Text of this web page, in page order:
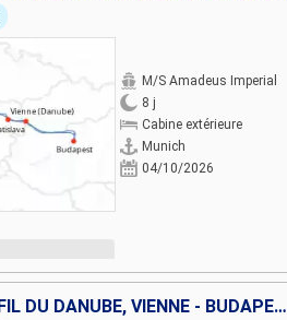
M/S Amadeus Imperial
8 j
Cabine extérieure
Munich
04/10/2026
CROISIÈRE AU FIL DU DANUBE, VIENNE - BUDAPEST, LES PORTES DE FER